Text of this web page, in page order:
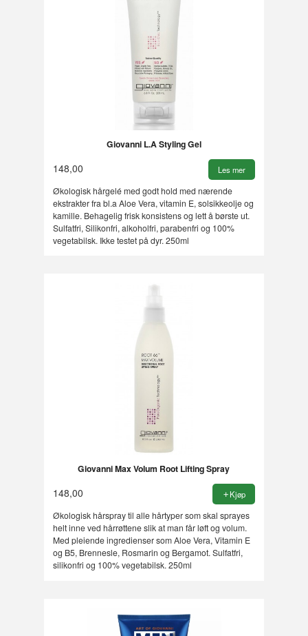
Giovanni L.A Styling Gel
148,00 Les mer
Økologisk hårgelé med godt hold med nærende
ekstrakter fra bl.a Aloe Vera, vitamin E, solsikkeolje og
kamille. Behagelig frisk konsistens og lett å børste ut.
Sulfatfri, Silikonfri, alkoholfri, parabenfri og 100%
vegetabilsk. Ikke testet på dyr. 250ml
Giovanni Max Volum Root Lifting Spray
148,00 Kjøp
Økologisk hårspray til alle hårtyper som skal sprayes
helt inne ved hårrøttene slik at man får løft og volum.
Med pleiende ingredienser som Aloe Vera, Vitamin E
og B5, Brennesle, Rosmarin og Bergamot. Sulfatfri,
silikonfri og 100% vegetabilsk. 250ml